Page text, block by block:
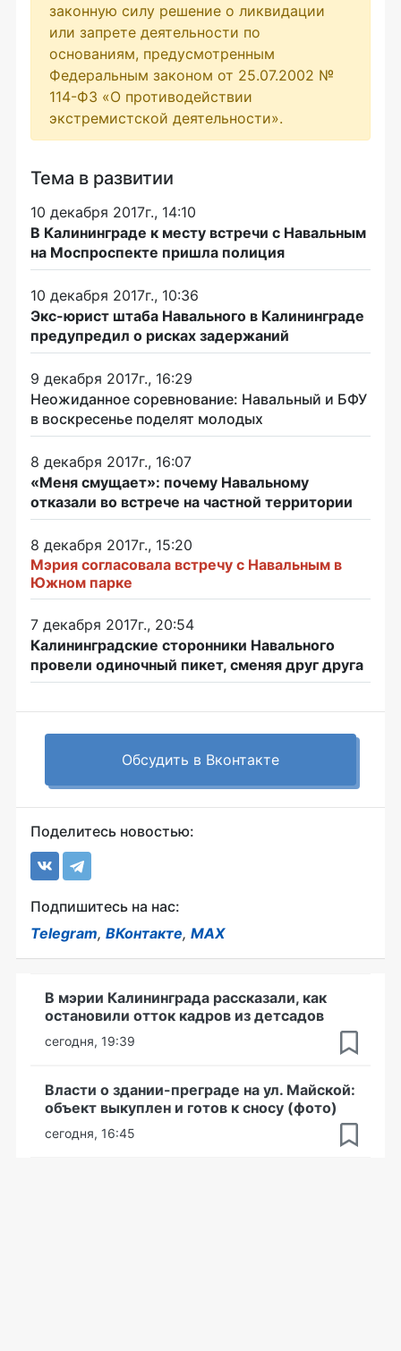
законную силу решение о ликвидации
или запрете деятельности по
основаниям, предусмотренным
Федеральным законом от 25.07.2002 №
114-ФЗ «О противодействии
экстремистской деятельности».
Тема в развитии
10 декабря 2017г., 14:10
В Калининграде к месту встречи с Навальным
на Моспроспекте пришла полиция
10 декабря 2017г., 10:36
Экс-юрист штаба Навального в Калининграде
предупредил о рисках задержаний
9 декабря 2017г., 16:29
Неожиданное соревнование: Навальный и БФУ
в воскресенье поделят молодых
8 декабря 2017г., 16:07
«Меня смущает»: почему Навальному
отказали во встрече на частной территории
8 декабря 2017г., 15:20
Мэрия согласовала встречу с Навальным в
Южном парке
7 декабря 2017г., 20:54
Калининградские сторонники Навального
провели одиночный пикет, сменяя друг друга
Обсудить в Вконтакте
Поделитесь новостью:
Подпишитесь на нас:
Telegram, ВКонтакте, MAX
В мэрии Калининграда рассказали, как
остановили отток кадров из детсадов
сегодня, 19:39
Власти о здании-преграде на ул. Майской:
объект выкуплен и готов к сносу (фото)
сегодня, 16:45